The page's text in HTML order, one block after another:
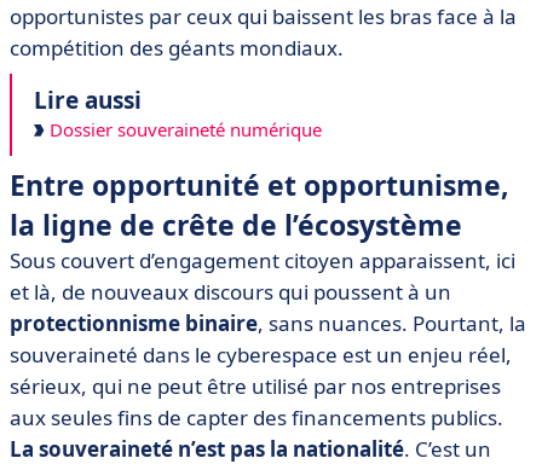
opportunistes par ceux qui baissent les bras face à la
compétition des géants mondiaux.
Lire aussi
Dossier souveraineté numérique
Entre opportunité et opportunisme,
la ligne de crête de l’écosystème
Sous couvert d’engagement citoyen apparaissent, ici
et là, de nouveaux discours qui poussent à un
protectionnisme binaire, sans nuances. Pourtant, la
souveraineté dans le cyberespace est un enjeu réel,
sérieux, qui ne peut être utilisé par nos entreprises
aux seules fins de capter des financements publics.
La souveraineté n’est pas la nationalité. C’est un